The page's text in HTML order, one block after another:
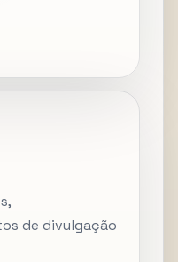
de divulgação